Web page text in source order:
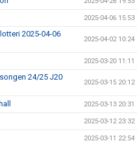
2025-04-06 15:53
2025-04-06
2025-04-02 10:24
2025-03-20 11:11
24/25 J20
2025-03-15 20:12
2025-03-13 20:31
2025-03-12 23:32
2025-03-11 22:54